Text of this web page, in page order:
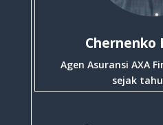
Chernenko
Agen Asuransi AXA
sejak